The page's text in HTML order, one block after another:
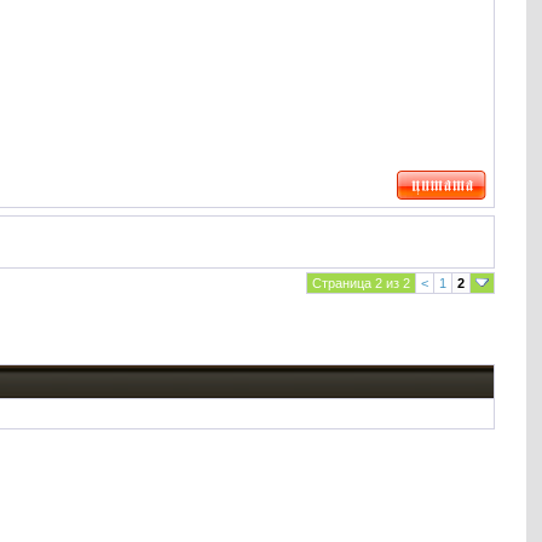
Страница 2 из 2 < 1 2